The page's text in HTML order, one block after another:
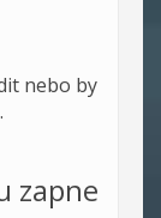
nebo by
zapne